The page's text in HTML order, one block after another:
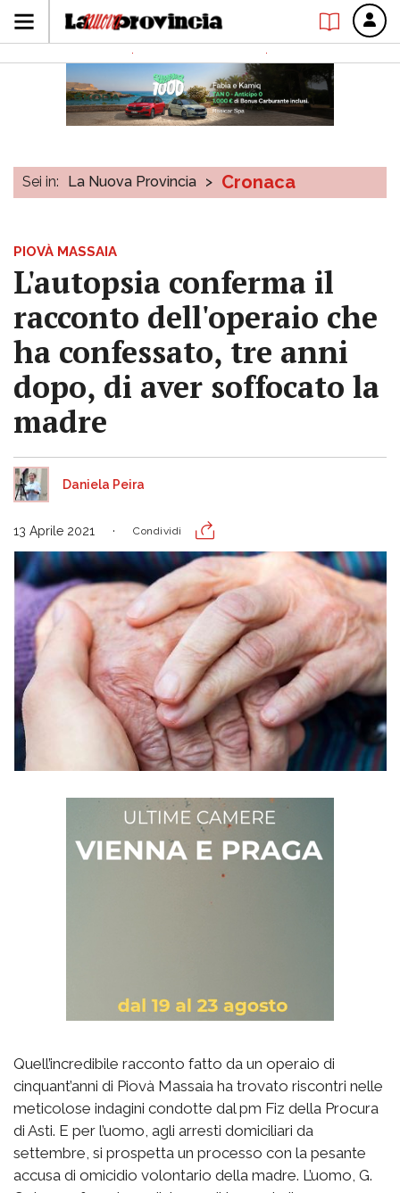
Sei in: La Nuova Provincia > Cronaca
PIOVÀ MASSAIA
L'autopsia conferma il
racconto dell'operaio che
ha confessato, tre anni
dopo, di aver soffocato la
madre
Daniela Peira
13 Aprile 2021 Condividi
Quell’incredibile racconto fatto da un operaio di
cinquant’anni di Piovà Massaia ha trovato riscontri nelle
meticolose indagini condotte dal pm Fiz della Procura
di Asti. E per l’uomo, agli arresti domiciliari da
settembre, si prospetta un processo con la pesante
accusa di omicidio volontario della madre. L’uomo, G.